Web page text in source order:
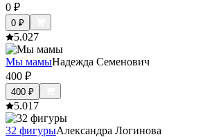
0 ₽
0 ₽
5.027
Мы мамыНадежда Семенович
400 ₽
400 ₽
5.017
32 фигурыАлександра Логинова